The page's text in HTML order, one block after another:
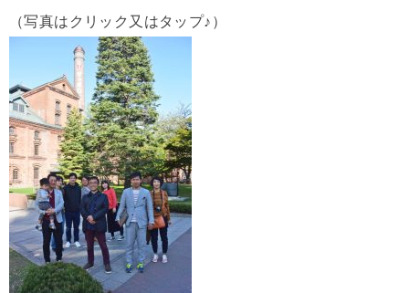
（写真はクリック又はタップ♪）